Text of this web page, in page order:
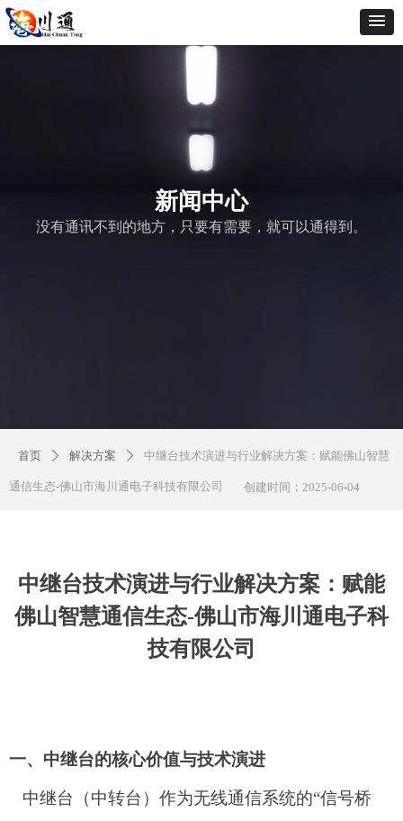
中继台技术演进与行业解决方案：赋能
佛山智慧通信生态-佛山市海川通电子科
技有限公司
一、中继台的核心价值与技术演进
中继台（中转台）作为无线通信系统的“信号桥
首页 ꄲ 解决方案 ꄲ 中继台技术演进与行业解决方案：赋能佛山智慧
通信生态-佛山市海川通电子科技有限公司 创建时间： 2025-06-04
新闻中心
没有通讯不到的地方，只要有需要，就可以通得到。